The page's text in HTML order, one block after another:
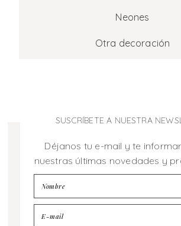
Neones
Otra decoración
SUSCRÍBETE A NUESTRA
Déjanos tu e-mail y te
nuestras últimas novedades y